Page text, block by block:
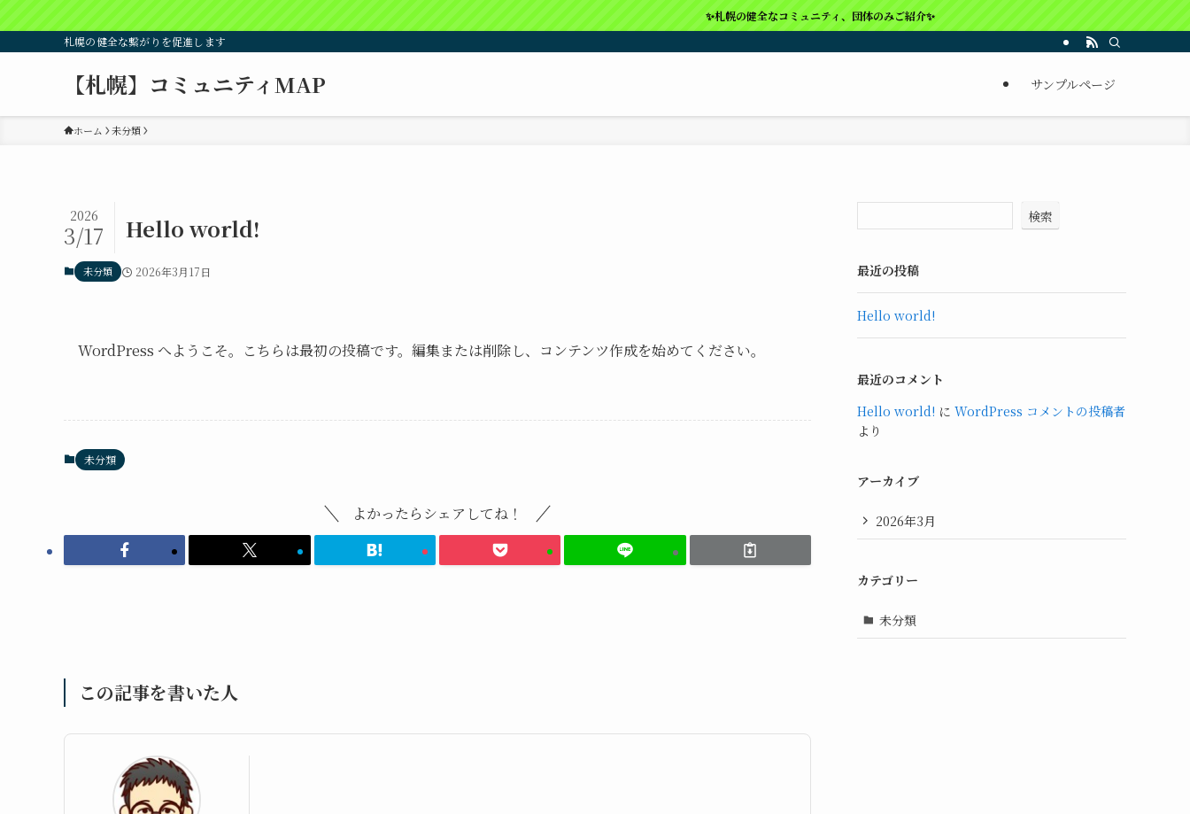
✨札幌の健全なコミュニティ、団体のみご紹介✨
札幌の健全な繋がりを促進します
【札幌】コミュニティMAP サンプルページ
ホーム 未分類
Hello world!
2026
3/17
未分類 2026年3月17日
WordPress へようこそ。こちらは最初の投稿です。編集または削除し、コンテンツ作成を始めてください。
未分類
よかったらシェアしてね！
この記事を書いた人
検索
最近の投稿
Hello world!
最近のコメント
Hello world! に WordPress コメントの投稿者
より
アーカイブ
2026年3月
カテゴリー
未分類